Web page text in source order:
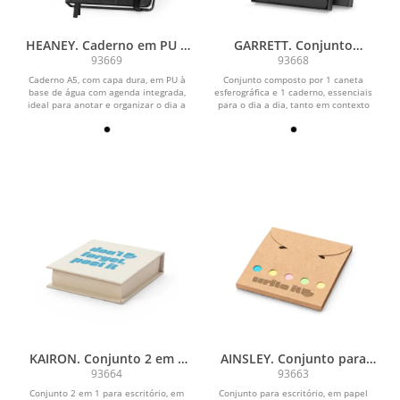
HEANEY. Caderno em PU à
base de água com agenda
integrada e página
pautadas
93669
Caderno A5, com capa dura, em PU à
base de água com agenda integrada,
ideal para anotar e organizar o dia a
GARRETT. Conjunto
composto por 1 caneta
esferográfica e 1 caderno,
em PU e aço inox
93668
Conjunto composto por 1 caneta
esferográfica e 1 caderno, essenciais
para o dia a dia, tanto em contexto
KAIRON. Conjunto 2 em 1
para escritório, em papel
100% reciclado, com 6
93664
Conjunto 2 em 1 para escritório, em
AINSLEY. Conjunto para
escritório, em papel 100%
reciclado, com 6 blocos
93663
Conjunto para escritório, em papel